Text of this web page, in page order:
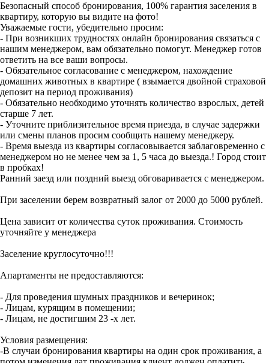
Безопасный способ бронирования, 100% гарантия заселения в
квартиру, которую вы видите на фото!
Уважаемые гости, убедительно просим:
- При возникших трудностях онлайн бронирования связаться с
нашим менеджером, вам обязательно помогут. Менеджер готов
ответить на все ваши вопросы.
- Обязательное согласование с менеджером, нахождение
домашних животных в квартире ( взымается двойной страховой
депозит на период проживания)
- Обязательно необходимо уточнять количество взрослых, детей
старше 7 лет.
- Уточните приблизительное время приезда, в случае задержки
или смены планов просим сообщить нашему менеджеру.
- Время выезда из квартиры согласовывается заблаговременно с
менеджером но не менее чем за 1, 5 часа до выезда.! Город стоит
в пробках!
Ранний заезд или поздний выезд обговаривается с менеджером.
При заселении берем возвратный залог от 2000 до 5000 рублей.
Цена зависит от количества суток проживания. Стоимость
уточняйте у менеджера
Заселение круглосуточно!!!
Апартаменты не предоставляются:
- Для проведения шумных праздников и вечеринок;
- Лицам, курящим в помещении;
- Лицам, не достигшим 23 -х лет.
Условия размещения:
-В случаи бронирования квартиры на один срок проживания, а